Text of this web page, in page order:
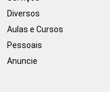
Diversos
Aulas e Cursos
Pessoais
Anuncie